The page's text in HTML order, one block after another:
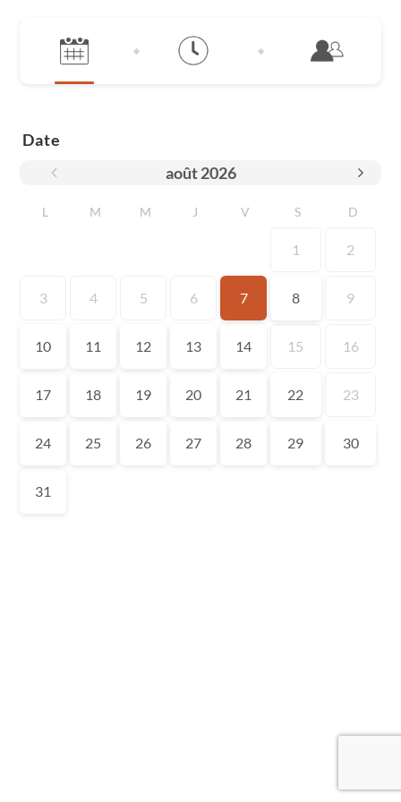
Date
août 2026
L M M J V S D
1 2
3 4 5 6 7 8 9
10 11 12 13 14 15 16
17 18 19 20 21 22 23
24 25 26 27 28 29 30
31